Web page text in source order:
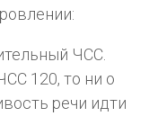
ЧСС.
120, то ни о
речи идти